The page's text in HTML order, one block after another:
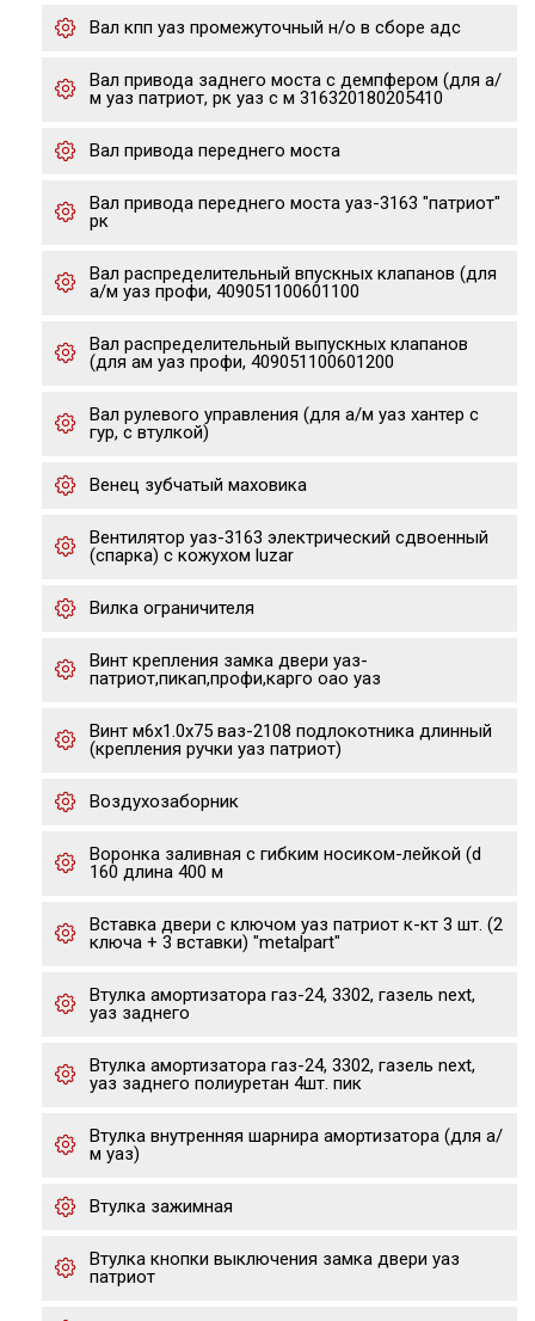
Вал кпп уаз промежуточный н/о в сборе адс
Вал привода заднего моста с демпфером (для а/
м уаз патриот, рк уаз с м 316320180205410
Вал привода переднего моста
Вал привода переднего моста уаз-3163 "патриот"
рк
Вал распределительный впускных клапанов (для
а/м уаз профи, 409051100601100
Вал распределительный выпускных клапанов
(для ам уаз профи, 409051100601200
Вал рулевого управления (для а/м уаз хантер с
гур, с втулкой)
Венец зубчатый маховика
Вентилятор уаз-3163 электрический сдвоенный
(спарка) с кожухом luzar
Вилка ограничителя
Винт крепления замка двери уаз-
патриот,пикап,профи,карго оао уаз
Винт м6х1.0х75 ваз-2108 подлокотника длинный
(крепления ручки уаз патриот)
Воздухозаборник
Воронка заливная с гибким носиком-лейкой (d
160 длина 400 м
Вставка двери с ключом уаз патриот к-кт 3 шт. (2
ключа + 3 вставки) "metalpart"
Втулка амортизатора газ-24, 3302, газель next,
уаз заднего
Втулка амортизатора газ-24, 3302, газель next,
уаз заднего полиуретан 4шт. пик
Втулка внутренняя шарнира амортизатора (для а/
м уаз)
Втулка зажимная
Втулка кнопки выключения замка двери уаз
патриот